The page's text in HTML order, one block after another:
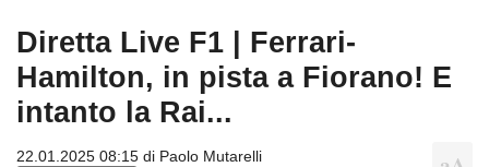
Diretta Live F1 | Ferrari-
Hamilton, in pista a Fiorano! E
intanto la Rai...
22.01.2025 08:15 di Paolo Mutarelli